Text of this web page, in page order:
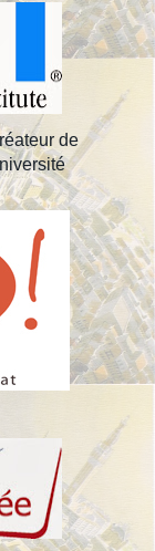
de